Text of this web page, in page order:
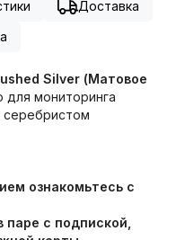
Доставка
Silver (Матовое
для мониторинга
серебристом
ознакомьтесь с
паре с подпиской,